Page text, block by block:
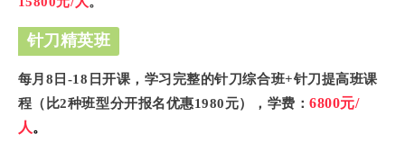
针刀精英班
每月8日-18日开课，学习完整的针刀综合班+针刀提高班课
程（比2种班型分开报名优惠1980元），学费：6800元/
人。